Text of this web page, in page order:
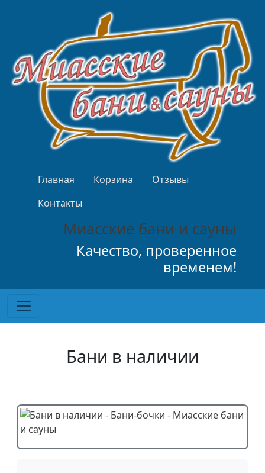
Верхнее меню
Главная Корзина
Отзывы
Контакты
Миасские бани и сауны
Качество, проверенное
временем!
Бани в наличии